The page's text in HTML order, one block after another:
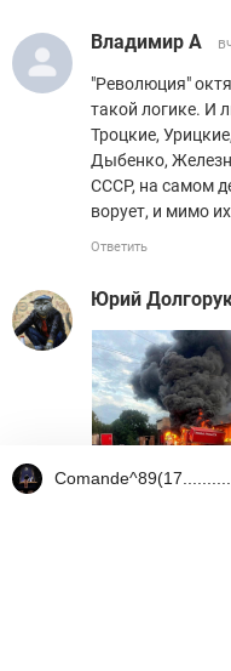
Владимир А
"Революция"
такой логике. И
Троцкие,
Дыбенко,
СССР, на самом
ворует, и мимо
Ответить
Юрий